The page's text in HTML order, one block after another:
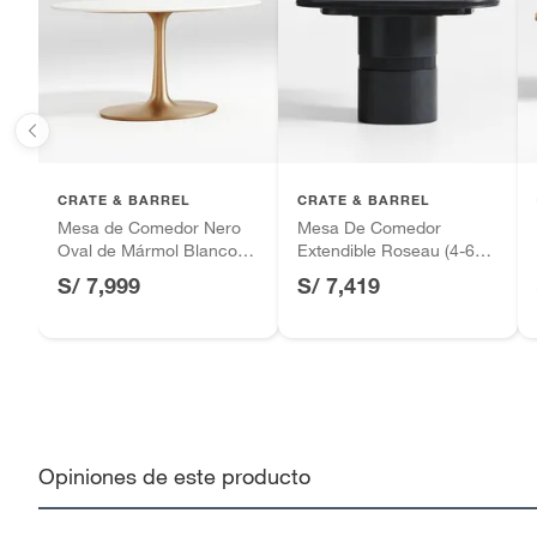
Motocicletas y bicicletas motorizadas.
CRATE & BARREL
Mesa de Comedor Nero
Oval de Mármol Blanco
Dorado (4 Puestos)
S/ 7,999
CRATE & BARREL
Mesa De Comedor
Extendible Roseau (4-6
S/ 7,419
Opiniones de este producto